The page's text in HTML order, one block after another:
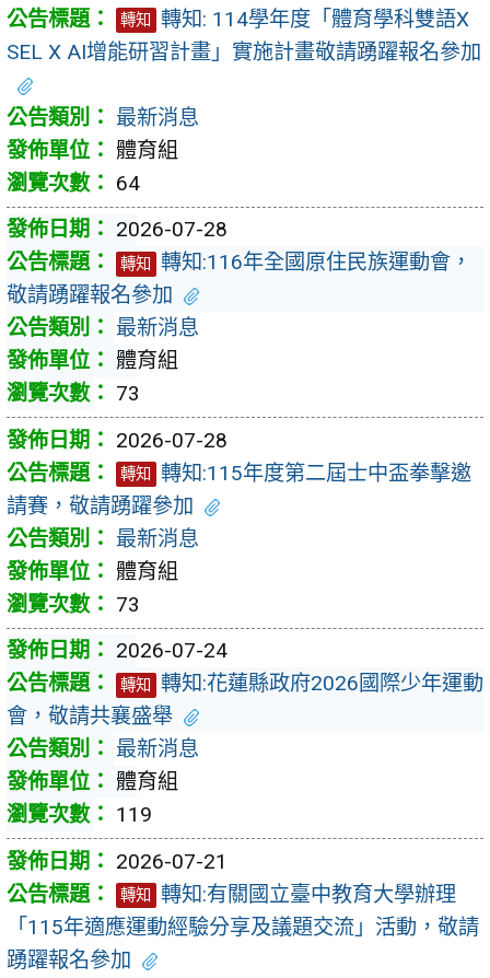
轉知
轉知: 114學年度「體育學科雙語X
SEL X AI增能研習計畫」實施計畫敬請踴躍報名參加
最新消息
體育組
64
2026-07-28
轉知
轉知:116年全國原住民族運動會，
敬請踴躍報名參加
最新消息
體育組
73
2026-07-28
轉知
轉知:115年度第二屆士中盃拳擊邀
請賽，敬請踴躍參加
最新消息
體育組
73
2026-07-24
轉知
轉知:花蓮縣政府2026國際少年運動
會，敬請共襄盛舉
最新消息
體育組
119
2026-07-21
轉知
轉知:有關國立臺中教育大學辦理
「115年適應運動經驗分享及議題交流」活動，敬請
踴躍報名參加